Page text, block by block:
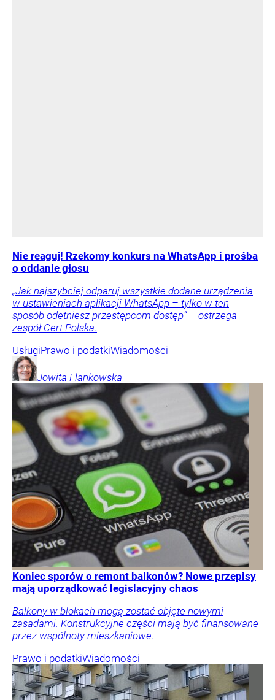
Nie reaguj! Rzekomy konkurs na WhatsApp i prośba
o oddanie głosu
„Jak najszybciej odparuj wszystkie dodane urządzenia
w ustawieniach aplikacji WhatsApp – tylko w ten
sposób odetniesz przestępcom dostęp” – ostrzega
zespół Cert Polska.
UsługiPrawo i podatkiWiadomości
Jowita Flankowska
Koniec sporów o remont balkonów? Nowe przepisy
mają uporządkować legislacyjny chaos
Balkony w blokach mogą zostać objęte nowymi
zasadami. Konstrukcyjne części mają być finansowane
przez wspólnoty mieszkaniowe.
Prawo i podatkiWiadomości